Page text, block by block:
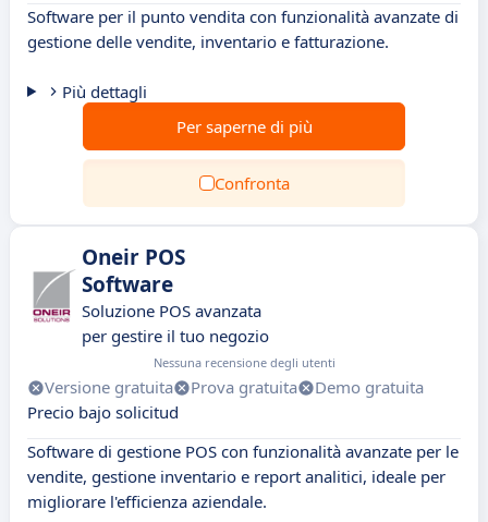
Software per il punto vendita con funzionalità avanzate di
gestione delle vendite, inventario e fatturazione.
Più dettagli
Per saperne di più
Confronta
Oneir POS
Software
Soluzione POS avanzata
per gestire il tuo negozio
Nessuna recensione degli utenti
Versione gratuita Prova gratuita
Demo gratuita
Precio bajo solicitud
Software di gestione POS con funzionalità avanzate per le
vendite, gestione inventario e report analitici, ideale per
migliorare l'efficienza aziendale.